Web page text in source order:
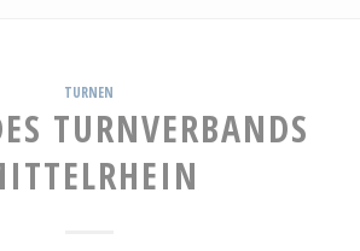
TURNEN
TURNVERBANDS